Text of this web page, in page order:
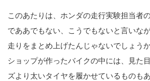
このあたりは、ホンダの走行実験担当者
でああでもない、こうでもないと言いな
走りをまとめ上げたんじゃないでしょう
ショップが作ったバイクの中には、見た
ズより太いタイヤを履かせているものも